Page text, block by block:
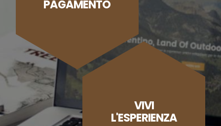
PAGAMENTO
VIVI
L'ESPERIENZA